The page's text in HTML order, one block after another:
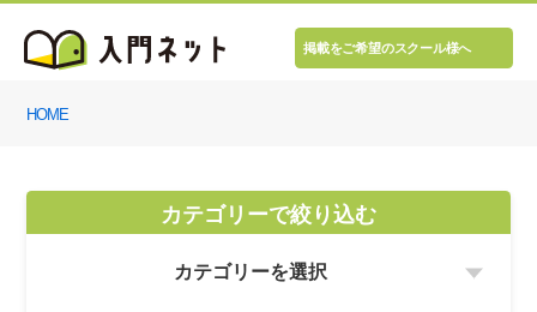
掲載をご希望のスクール様へ
HOME
カテゴリーで絞り込む